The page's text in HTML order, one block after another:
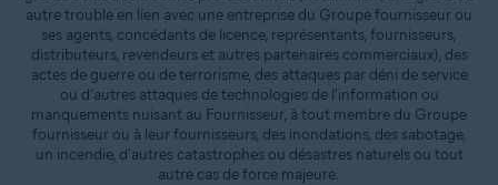
autre trouble en lien avec une entreprise du Groupe fournisseur ou
ses agents, concédants de licence, représentants, fournisseurs,
distributeurs, revendeurs et autres partenaires commerciaux), des
actes de guerre ou de terrorisme, des attaques par déni de service
ou d'autres attaques de technologies de l'information ou
manquements nuisant au Fournisseur, à tout membre du Groupe
fournisseur ou à leur fournisseurs, des inondations, des sabotage,
un incendie, d'autres catastrophes ou désastres naturels ou tout
autre cas de force majeure.